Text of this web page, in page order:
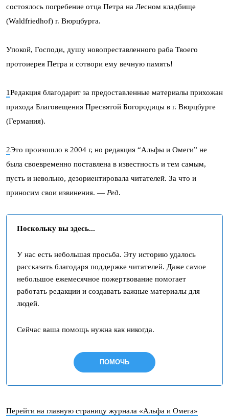
состоялось погребение отца Петра на Лесном кладбище
(Waldfriedhof) г. Вюрцбурга.
Упокой, Господи, душу новопреставленного раба Твоего
протоиерея Петра и сотвори ему вечную память!
1Редакция благодарит за предоставленные материалы прихожан
прихода Благовещения Пресвятой Богородицы в г. Вюрцбурге
(Германия).
2Это произошло в 2004 г, но редакция “Альфы и Омеги” не
была своевременно поставлена в известность и тем самым,
пусть и невольно, дезориентировала читателей. За что и
приносим свои извинения. — Ред.
Поскольку вы здесь...
У нас есть небольшая просьба. Эту историю удалось
рассказать благодаря поддержке читателей. Даже самое
небольшое ежемесячное пожертвование помогает
работать редакции и создавать важные материалы для
людей.
Сейчас ваша помощь нужна как никогда.
ПОМОЧЬ
Перейти на главную страницу журнала «Альфа и Омега»